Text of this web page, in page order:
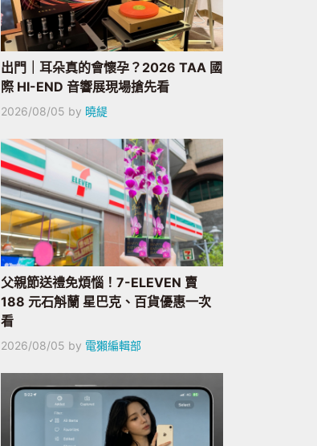
出門｜耳朵真的會懷孕？2026 TAA 國
際 HI-END 音響展現場搶先看
2026/08/05 by 曉緹
父親節送禮免煩惱！7-ELEVEN 賣
188 元石斛蘭 星巴克、百貨優惠一次
看
2026/08/05 by 電獺編輯部